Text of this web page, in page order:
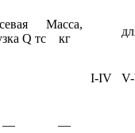
Q тс
Масса,
кг
I-IV
—
—